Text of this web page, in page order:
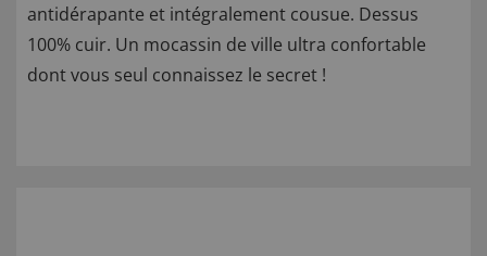
antidérapante et intégralement cousue. Dessus
100% cuir. Un mocassin de ville ultra confortable
dont vous seul connaissez le secret !